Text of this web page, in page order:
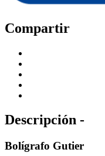
Compartir
Descripción -
Bolígrafo Gutier